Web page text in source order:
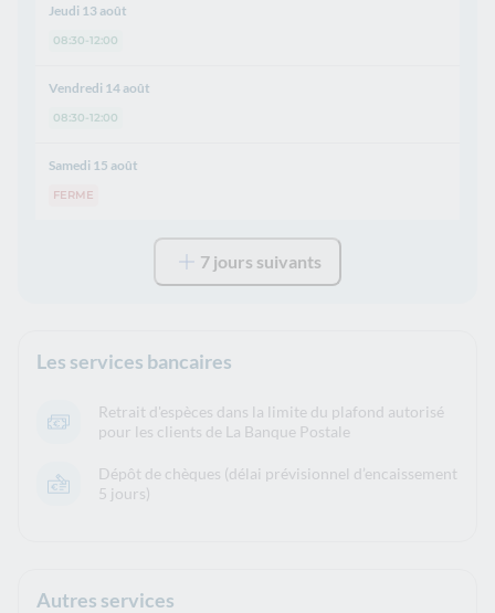
Jeudi 13 août
08:30-12:00
Vendredi 14 août
08:30-12:00
Samedi 15 août
FERME
7 jours suivants
Les services bancaires
Retrait d'espèces dans la limite du plafond autorisé
pour les clients de La Banque Postale
Dépôt de chèques (délai prévisionnel d’encaissement
5 jours)
Autres services